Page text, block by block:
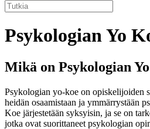
Psykologian Yo
Mikä on Psykologian
Psykologian yo-koe on opiskelijoiden
heidän osaamistaan ja ymmärrystään
Koe järjestetään syksyisin, ja se on
jotka ovat suorittaneet psykologian